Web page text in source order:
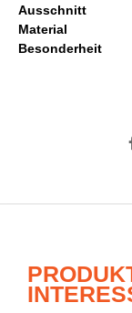
Ausschnitt
Material
Besonderheit